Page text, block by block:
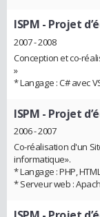
ISPM - Projet
2007 - 2008
Conception et co-
»
* Langage : C# avec
ISPM - Projet
2006 - 2007
Co-réalisation d'un
informatique».
* Langage : PHP,
* Serveur web :